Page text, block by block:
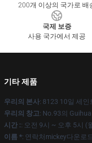
200개 이상의 국가로 배
국제 보증
사용 국가에서 제공
기타 제품
우리의 본사: 8123 10일 세인
우리의 창고: No.93의
시간 :: 오전 9시 ~ 오후 5시 (
이름 *: 연락처mickey다운로